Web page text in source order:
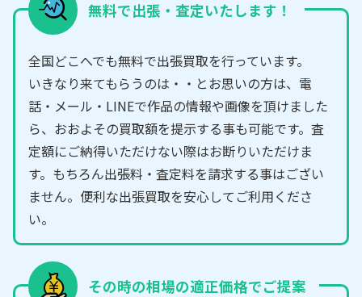
無料で出張・査定いたします！
全国どこへでも無料で出張買取を行っています。
いきなり来てもらうのは・・とお思いの方は、電
話・メール・LINEで作品の情報や画像を頂けました
ら、おおよその買取額を提示する事も可能です。査
定額にご納得いただけない際はお断りいただけま
す。もちろん出張料・査定料を請求する事はござい
ません。便利な出張買取を安心してご利用くださ
い。
その時の相場の適正価格でご提案